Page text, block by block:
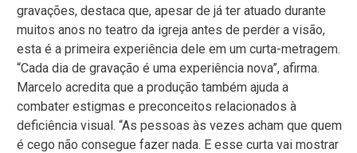
gravações, destaca que, apesar de já ter atuado durante
muitos anos no teatro da igreja antes de perder a visão,
esta é a primeira experiência dele em um curta-metragem.
“Cada dia de gravação é uma experiência nova”, afirma.
Marcelo acredita que a produção também ajuda a
combater estigmas e preconceitos relacionados à
deficiência visual. “As pessoas às vezes acham que quem
é cego não consegue fazer nada. E esse curta vai mostrar